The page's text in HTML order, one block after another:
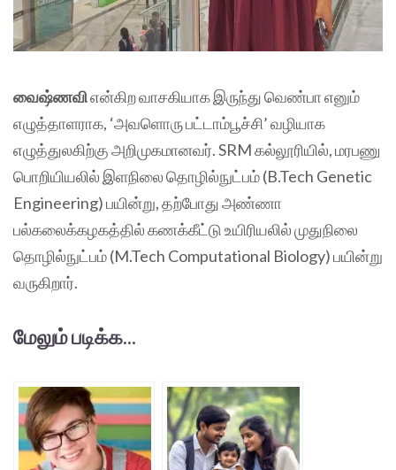
வைஷ்ணவிஎன்கிற வாசகியாக இருந்து வெண்பா எனும்
எழுத்தாளராக, ‘அவளொரு பட்டாம்பூச்சி’ வழியாக
எழுத்துலகிற்கு அறிமுகமானவர். SRM கல்லூரியில், மரபணு‌
பொறியியலில் இளநிலை தொழில்நுட்பம் (B.Tech Genetic
Engineering) பயின்று, தற்போது அண்ணா
பல்கலைக்கழகத்தில் கணக்கீட்டு உயிரியலில் முதுநிலை
தொழில்நுட்பம் (M.Tech Computational Biology) பயின்று
வருகிறார்.
மேலும் படிக்க...